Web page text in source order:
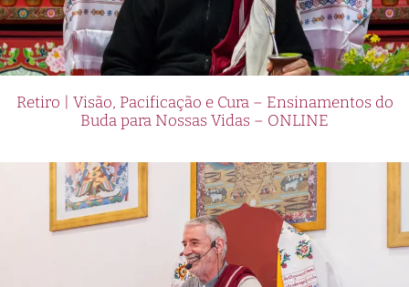
Retiro | Visão, Pacificação e Cura – Ensinamentos do
Buda para Nossas Vidas – ONLINE